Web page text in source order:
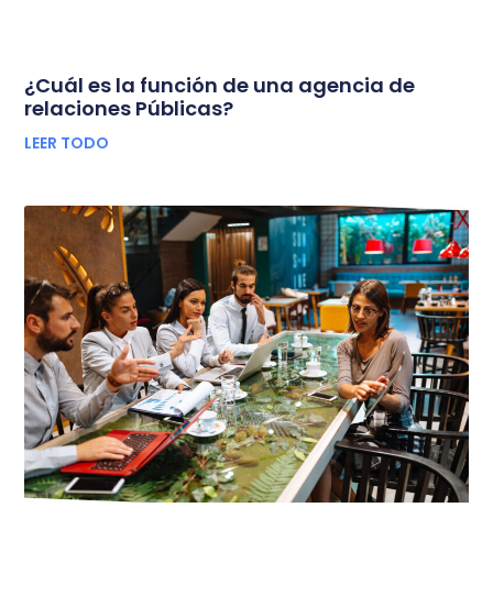
¿Cuál es la función de una agencia de
relaciones Públicas?
LEER TODO